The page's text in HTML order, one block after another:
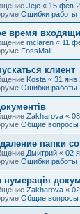
Jeje « 15 фев
Ошибки работы
время
mclaren « 11
FossMail
клиент
Kosta « 31 янв
Ошибки работы
Zakharova «
Общие вопросы
папки
Дмитрий « 02
Ошибки работы
нумерація
Zakharova «
Общие вопросы